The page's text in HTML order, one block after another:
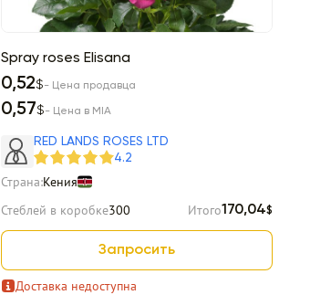
Spray roses Elisana
0,52$- Цена продавца
0,57$- Цена в MIA
RED LANDS ROSES LTD
4.2
Страна:Кения
Стеблей в коробке300 Итого170,04$
Запросить
Доставка недоступна